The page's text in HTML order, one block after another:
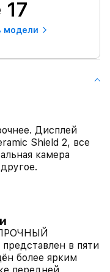
17
модели
Дисплей
Shield 2, все
камера
в пяти
более ярким